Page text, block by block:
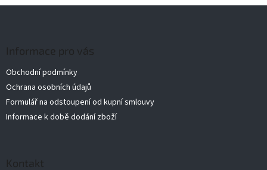
Informace pro vás
Obchodní podmínky
Ochrana osobních údajů
Formulář na odstoupení od kupní smlouvy
Informace k době dodání zboží
Kontakt